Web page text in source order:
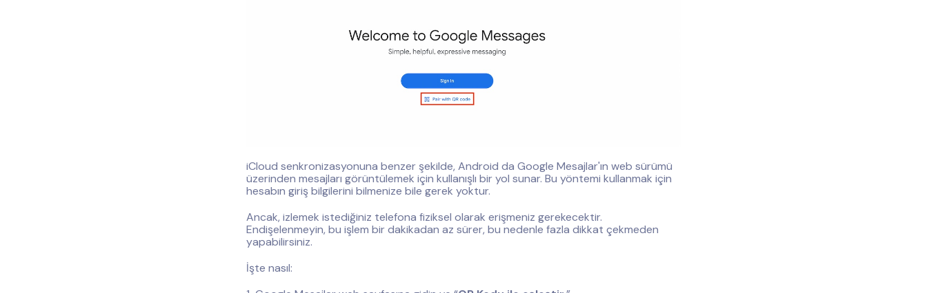
iCloud senkronizasyonuna benzer şekilde, Android da Google Mesajlar'ın web sürümü
üzerinden mesajları görüntülemek için kullanışlı bir yol sunar. Bu yöntemi kullanmak için
hesabın giriş bilgilerini bilmenize bile gerek yoktur.
Ancak, izlemek istediğiniz telefona fiziksel olarak erişmeniz gerekecektir.
Endişelenmeyin, bu işlem bir dakikadan az sürer, bu nedenle fazla dikkat çekmeden
yapabilirsiniz.
İşte nasıl: